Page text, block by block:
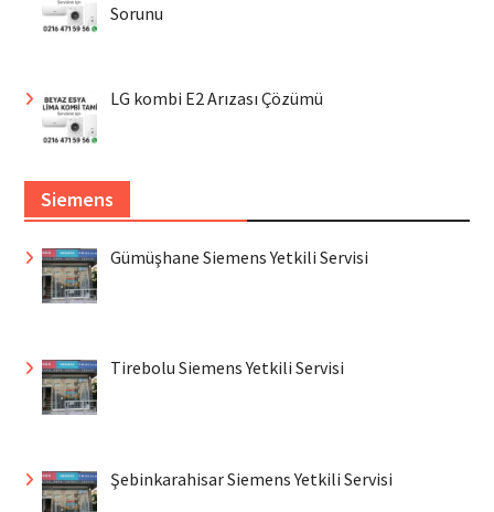
Sorunu
LG kombi E2 Arızası Çözümü
Siemens
Gümüşhane Siemens Yetkili Servisi
Tirebolu Siemens Yetkili Servisi
Şebinkarahisar Siemens Yetkili Servisi